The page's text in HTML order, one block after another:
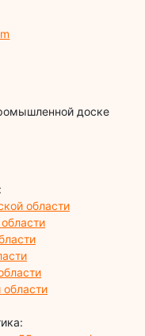
доске
области